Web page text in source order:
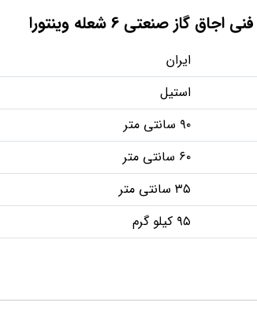
گاز صنعتی 6 شعله وینتورا
ایران
استیل
۹۰ سانتی متر
۶۰ سانتی متر
۳۵ سانتی متر
۹۵ کیلو گرم